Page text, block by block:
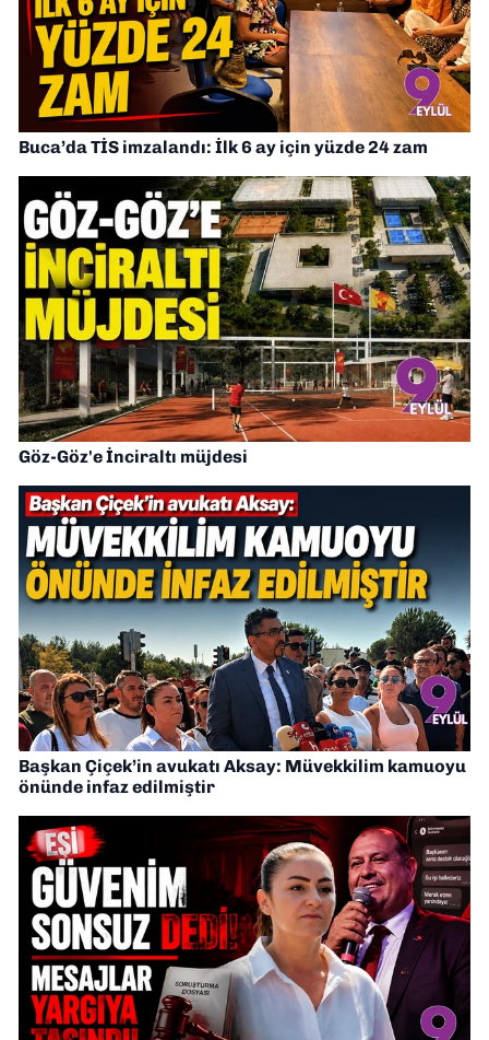
Buca’da TİS imzalandı: İlk 6 ay için yüzde 24 zam
Göz-Göz'e İnciraltı müjdesi
Başkan Çiçek’in avukatı Aksay: Müvekkilim kamuoyu
önünde infaz edilmiştir